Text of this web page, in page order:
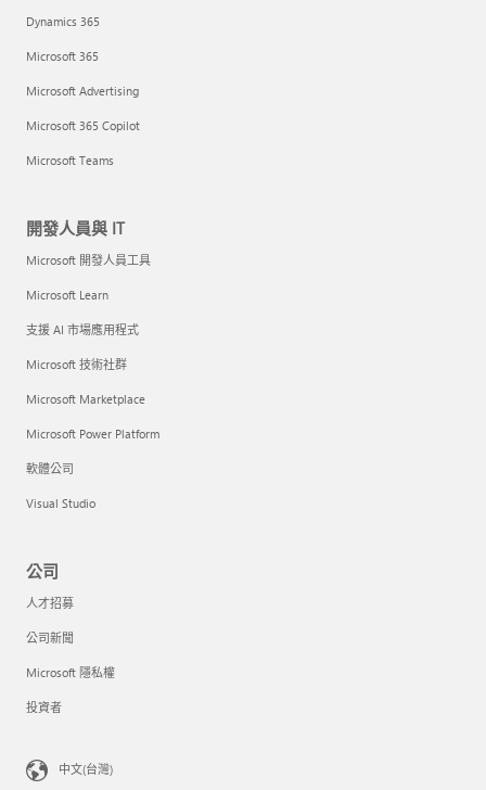
Dynamics 365
Microsoft 365
Microsoft Advertising
Microsoft 365 Copilot
Microsoft Teams
開發人員與 IT
Microsoft 開發人員工具
Microsoft Learn
支援 AI 市場應用程式
Microsoft 技術社群
Microsoft Marketplace
Microsoft Power Platform
軟體公司
Visual Studio
公司
人才招募
公司新聞
Microsoft 隱私權
投資者
中文(台灣)